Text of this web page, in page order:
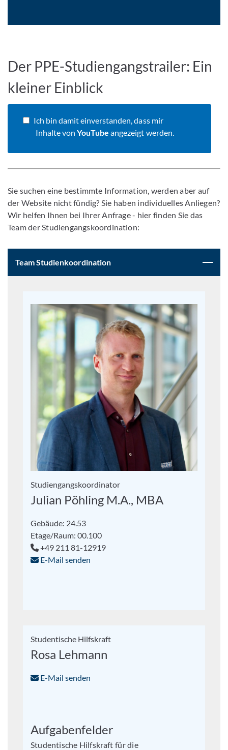
Der PPE-Studiengangstrailer: Ein
kleiner Einblick
Ich bin damit einverstanden, dass mir
Inhalte vonYouTube angezeigt werden.
Sie suchen eine bestimmte Information, werden aber auf
der Website nicht fündig? Sie haben individuelles Anliegen?
Wir helfen Ihnen bei Ihrer Anfrage - hier finden Sie das
Team der Studiengangskoordination:
Team Studienkoordination
Studiengangskoordinator
Julian Pöhling M.A., MBA
Gebäude: 24.53
Etage/Raum: 00.100
+49 211 81-12919
E-Mail senden
Studentische Hilfskraft
Rosa Lehmann
E-Mail senden
Aufgabenfelder
Studentische Hilfskraft für die